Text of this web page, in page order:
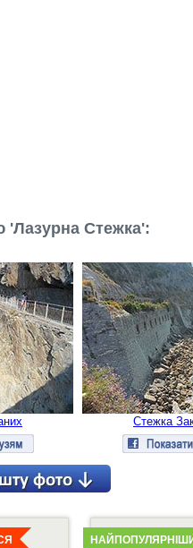
'Лазурна Стежка':
Стежка
Детальніше